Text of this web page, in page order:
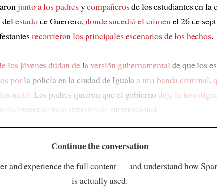
junto a los padresycompañerosde los estudiantes en la
delestadode Guerrero,donde sucedió el crimenel 26 de
recorrieron los principalesescenarios de los hechos.
los jóvenes dudan delaversión gubernamental de que los
por la policía en la ciudad de Iguala a una banda criminal,
mató. Los padres quieren que el gobierno deje la
especial bajo supervisión internacional.
Continue the conversation
and experience the full content — and understand how
is actually used.